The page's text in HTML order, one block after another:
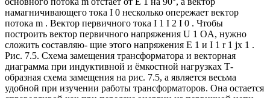
намагничивающего тока I 0 несколько опережает вектор
потока m . Вектор первичного тока I 1 I 2 I 0 . Чтобы
построить вектор первичного напряжения U 1 OA, нужно
сложить составляю- щие этого напряжения E 1 и I 1 r 1 jx 1 .
Рис. 7.5. Схема замещения трансформатора и векторная
диаграмма при индуктивной и ёмкостной нагрузках Т-
образная схема замещения на рис. 7.5, а является весьма
удобной при изучении работы трансформаторов. Она остается